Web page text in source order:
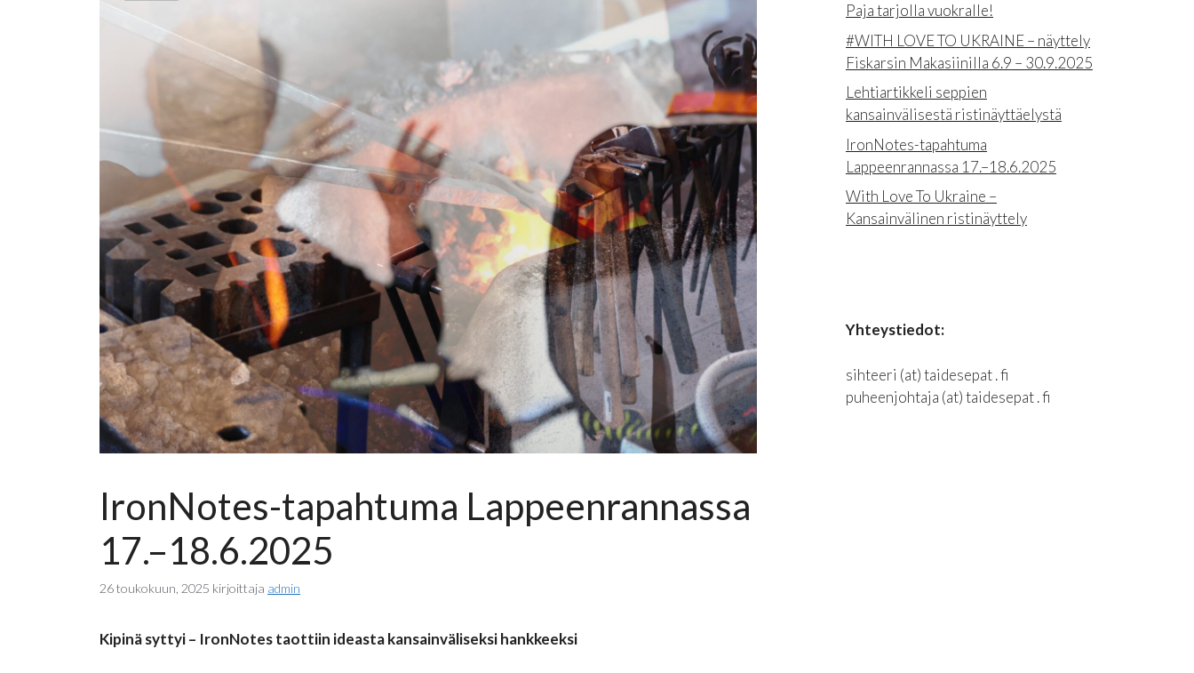
IronNotes-tapahtuma Lappeenrannassa
17.–18.6.2025
26 toukokuun, 2025 kirjoittaja admin
Kipinä syttyi – IronNotes taottiin ideasta kansainväliseksi hankkeeksi
Paja tarjolla vuokralle!
#WITH LOVE TO UKRAINE – näyttely
Fiskarsin Makasiinilla 6.9 – 30.9.2025
Lehtiartikkeli seppien
kansainvälisestä ristinäyttäelystä
IronNotes-tapahtuma
Lappeenrannassa 17.–18.6.2025
With Love To Ukraine –
Kansainvälinen ristinäyttely
Yhteystiedot:
sihteeri (at) taidesepat . fi
puheenjohtaja (at) taidesepat . fi